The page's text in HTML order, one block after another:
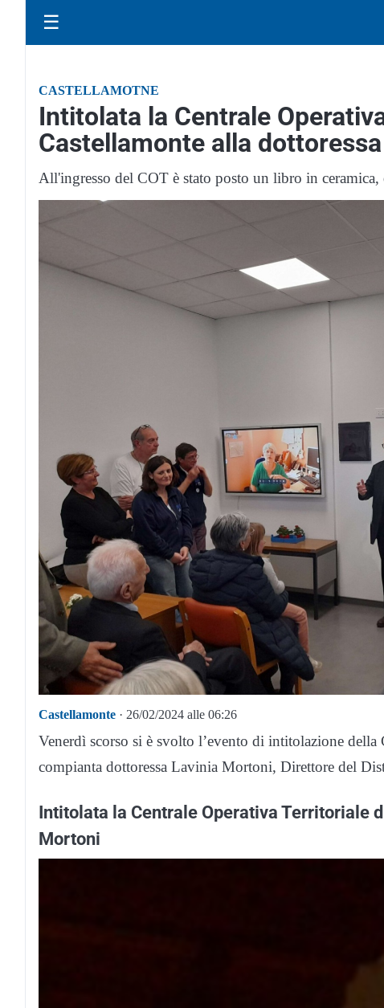
☰
CASTELLAMOTNE
Intitolata la Centrale
Castellamonte alla
All'ingresso del COT è stato posto un libro in ceramica,
Castellamonte · 26/02/2024 alle 06:26
Venerdì scorso si è svolto l’evento di intitolazione
compianta dottoressa Lavinia Mortoni, Direttore del
Intitolata la Centrale Operativa Territoriale
Mortoni